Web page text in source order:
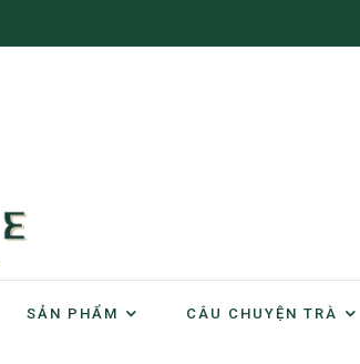
SẢN PHẨM CÂU CHUYỆN TRÀ